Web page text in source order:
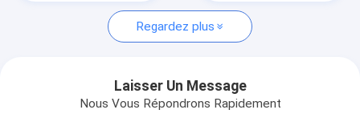
Émetteur de vidéo de FPV
Radio maillée IP
Regardez plus
Laisser Un Message
Nous Vous Répondrons Rapidement